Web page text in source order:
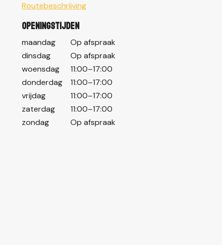
Routebeschrijving
Openingstijden
maandag
Op afspraak
dinsdag
Op afspraak
woensdag
11:00–17:00
donderdag
11:00–17:00
vrijdag
11:00–17:00
zaterdag
11:00–17:00
zondag
Op afspraak